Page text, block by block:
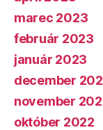
marec 2023
február 2023
január 2023
december
november
október 2022